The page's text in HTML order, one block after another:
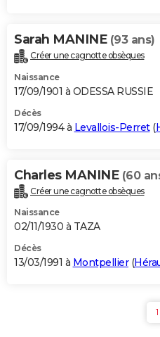
Sarah MANINE (93 ans)
Créer une cagnotte obsèques
Naissance
17/09/1901 à ODESSA RUSSIE
Décès
17/09/1994 à Levallois-Perret(
Charles MANINE (60
Créer une cagnotte obsèques
Naissance
02/11/1930 à TAZA
Décès
13/03/1991 à Montpellier(
1